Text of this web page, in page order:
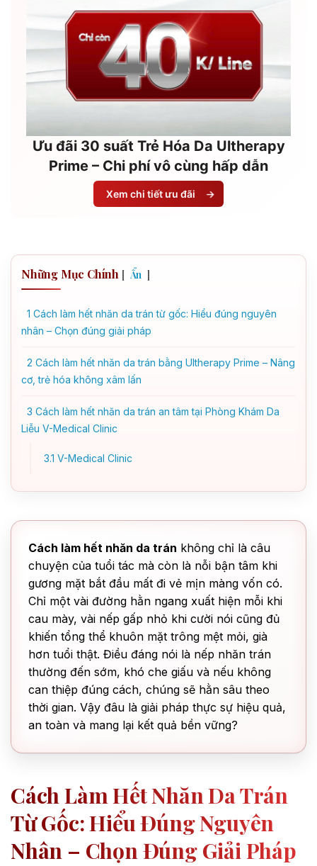
Ưu đãi 30 suất Trẻ Hóa Da Ultherapy
Prime – Chi phí vô cùng hấp dẫn
Xem chi tiết ưu đãi →
Những Mục Chính [ Ẩn ]
1 Cách làm hết nhăn da trán từ gốc: Hiểu đúng nguyên
nhân – Chọn đúng giải pháp
2 Cách làm hết nhăn da trán bằng Ultherapy Prime – Nâng
cơ, trẻ hóa không xâm lấn
3 Cách làm hết nhăn da trán an tâm tại Phòng Khám Da
Liễu V-Medical Clinic
3.1 V-Medical Clinic
Cách làm hết nhăn da trán không chỉ là câu
chuyện của tuổi tác mà còn là nỗi bận tâm khi
gương mặt bắt đầu mất đi vẻ mịn màng vốn có.
Chỉ một vài đường hằn ngang xuất hiện mỗi khi
cau mày, vài nếp gấp nhỏ khi cười nói cũng đủ
khiến tổng thể khuôn mặt trông mệt mỏi, già
hơn tuổi thật. Điều đáng nói là nếp nhăn trán
thường đến sớm, khó che giấu và nếu không
can thiệp đúng cách, chúng sẽ hằn sâu theo
thời gian. Vậy đâu là giải pháp thực sự hiệu quả,
an toàn và mang lại kết quả bền vững?
Cách Làm Hết Nhăn Da Trán
Từ Gốc: Hiểu Đúng Nguyên
Nhân – Chọn Đúng Giải Pháp